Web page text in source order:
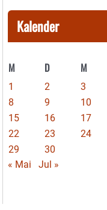
Kalender
M D M
1 2 3
8
9 10
15
16 17
22
23 24
29
30
« Mai
Jul »